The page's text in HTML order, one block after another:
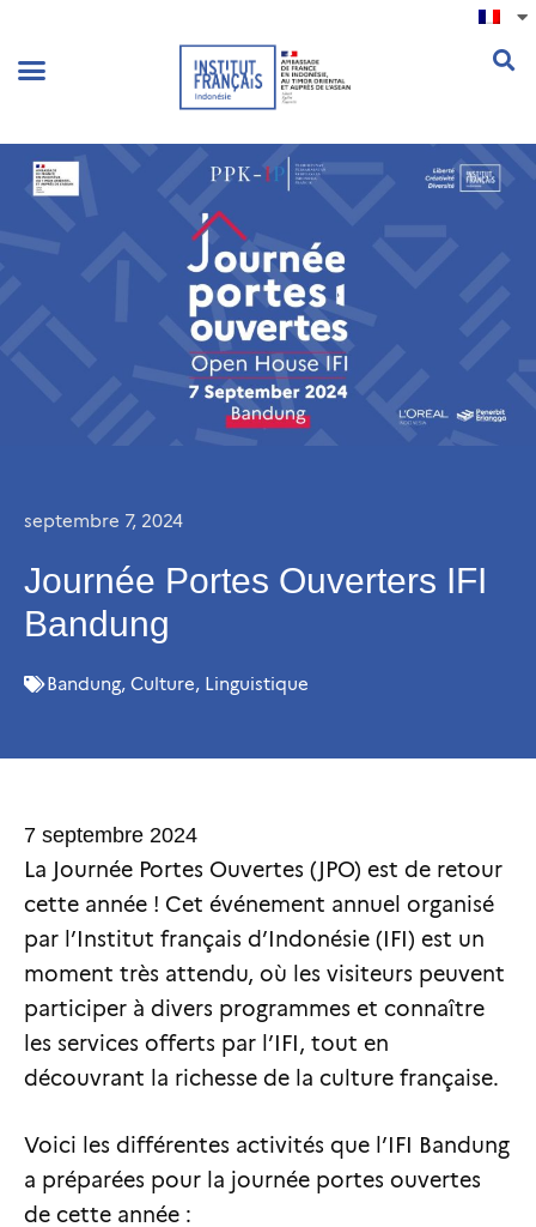
septembre 7, 2024
Journée Portes Ouverters IFI
Bandung
Bandung, Culture, Linguistique
7 septembre 2024
La Journée Portes Ouvertes (JPO) est de retour
cette année ! Cet événement annuel organisé
par l’Institut français d’Indonésie (IFI) est un
moment très attendu, où les visiteurs peuvent
participer à divers programmes et connaître
les services offerts par l’IFI, tout en
découvrant la richesse de la culture française.
Voici les différentes activités que l’IFI Bandung
a préparées pour la journée portes ouvertes
de cette année :